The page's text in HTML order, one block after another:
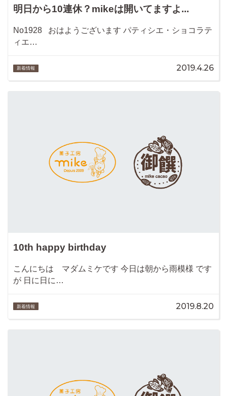
明日から10連休？mikeは開いてますよ...
No1928 おはようございます パティシエ・ショコラテ
ィエ…
新着情報 2019.4.26
10th happy birthday
こんにちは マダムミケです 今日は朝から雨模様 です
が 日に日に…
新着情報 2019.8.20